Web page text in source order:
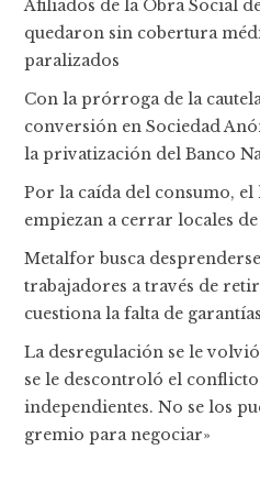
Afiliados de la Obra Social
quedaron sin cobertura
paralizados
Con la prórroga de la
conversión en Sociedad
la privatización del Banco
Por la caída del consumo,
empiezan a cerrar locales
Metalfor busca desprenderse
trabajadores a través de
cuestiona la falta de garantías
La desregulación se le
se le descontroló el
independientes. No se los
gremio para negociar»